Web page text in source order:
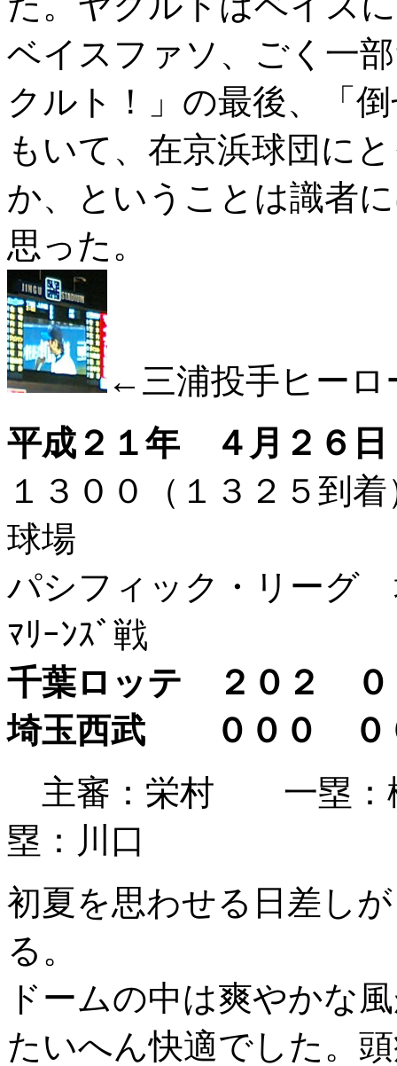
ベイスファソ、ごく一
クルト！」の最後、「
もいて、在京浜球団に
か、ということは識者
思った。
←三浦投手ヒーロ
平成２１年 ４月２６日
１３００（１３２５
球場
パシフィック・リーグ
ﾏﾘｰﾝｽﾞ戦
千葉ロッテ ２０２
埼玉西武 ０００
主審： 栄村 一塁：
塁：川口
初夏を思わせる日差し
る。
ドームの中は爽やかな
たいへん快適でした。